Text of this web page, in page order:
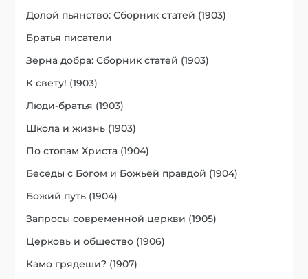
Долой пьянство: Сборник статей (1903)
Братья писатели
Зерна добра: Сборник статей (1903)
К свету! (1903)
Люди-братья (1903)
Школа и жизнь (1903)
По стопам Христа (1904)
Беседы с Богом и Божьей правдой (1904)
Божий путь (1904)
Запросы современной церкви (1905)
Церковь и общество (1906)
Камо грядеши? (1907)